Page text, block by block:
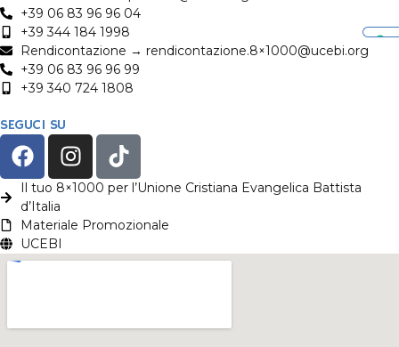
+39 06 83 96 96 04
+39 344 184 1998
Rendicontazione → rendicontazione.8×1000@ucebi.org
+39 06 83 96 96 99
+39 340 724 1808
SEGUCI SU
Il tuo 8×1000 per l’Unione Cristiana Evangelica Battista
d’Italia
Materiale Promozionale
UCEBI